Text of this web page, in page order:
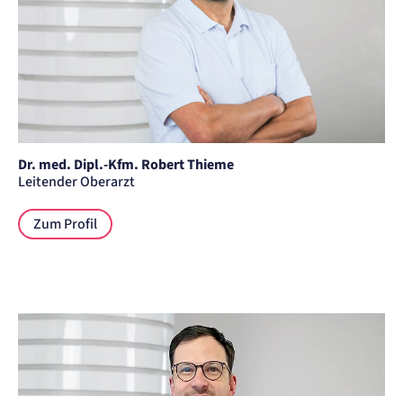
Dr. med. Dipl.-Kfm. Robert Thieme
Leitender Oberarzt
Zum Profil